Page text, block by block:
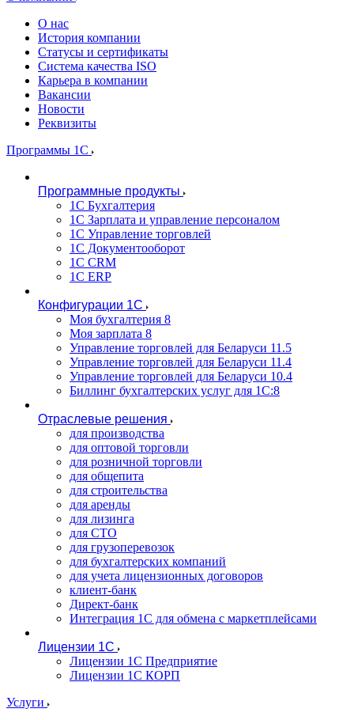
О нас
История компании
Статусы и сертификаты
Система качества ISO
Карьера в компании
Вакансии
Новости
Реквизиты
Программы 1С
Программные продукты
1С Бухгалтерия
1С Зарплата и управление персоналом
1С Управление торговлей
1С Документооборот
1С CRM
1С ERP
Конфигурации 1С
Моя бухгалтерия 8
Моя зарплата 8
Управление торговлей для Беларуси 11.5
Управление торговлей для Беларуси 11.4
Управление торговлей для Беларуси 10.4
Биллинг бухгалтерских услуг для 1С:8
Отраслевые решения
для производства
для оптовой торговли
для розничной торговли
для общепита
для строительства
для аренды
для лизинга
для СТО
для грузоперевозок
для бухгалтерских компаний
для учета лицензионных договоров
клиент-банк
Директ-банк
Интеграция 1C для обмена с маркетплейсами
Лицензии 1С
Лицензии 1С Предприятие
Лицензии 1С КОРП
Услуги